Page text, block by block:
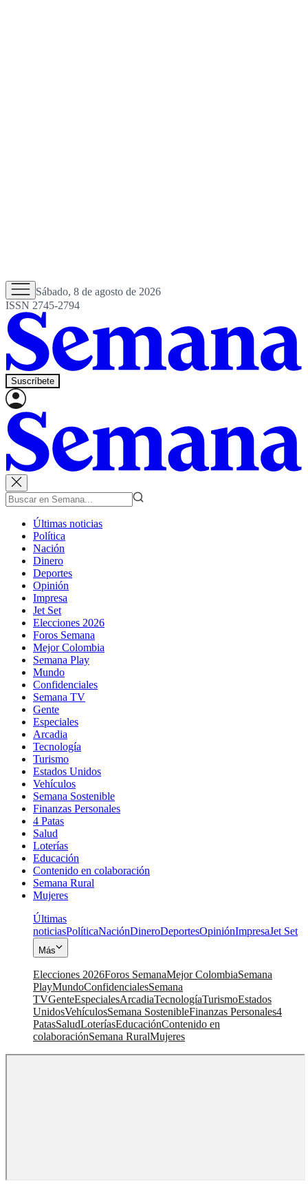
Sábado, 8 de agosto de 2026
ISSN 2745-2794
Suscríbete
Últimas noticias
Política
Nación
Dinero
Deportes
Opinión
Impresa
Jet Set
Elecciones 2026
Foros Semana
Mejor Colombia
Semana Play
Mundo
Confidenciales
Semana TV
Gente
Especiales
Arcadia
Tecnología
Turismo
Estados Unidos
Vehículos
Semana Sostenible
Finanzas Personales
4 Patas
Salud
Loterías
Educación
Contenido en colaboración
Semana Rural
Mujeres
Últimas
noticiasPolíticaNaciónDineroDeportesOpiniónImpresaJet Set
Más
Elecciones 2026Foros SemanaMejor ColombiaSemana
PlayMundoConfidencialesSemana
TVGenteEspecialesArcadiaTecnologíaTurismoEstados
UnidosVehículosSemana SostenibleFinanzas Personales4
PatasSaludLoteríasEducaciónContenido en
colaboraciónSemana RuralMujeres